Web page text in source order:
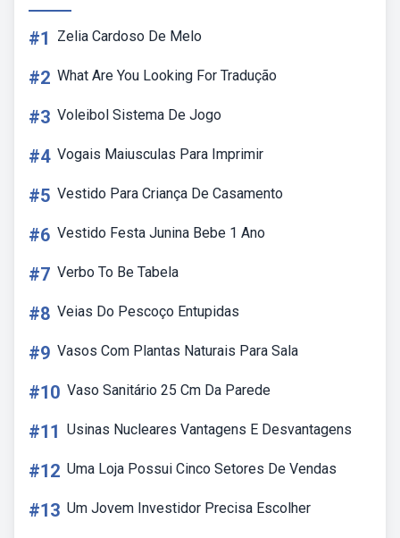
#1 Zelia Cardoso De Melo
#2 What Are You Looking For Tradução
#3 Voleibol Sistema De Jogo
#4 Vogais Maiusculas Para Imprimir
#5 Vestido Para Criança De Casamento
#6 Vestido Festa Junina Bebe 1 Ano
#7 Verbo To Be Tabela
#8 Veias Do Pescoço Entupidas
#9 Vasos Com Plantas Naturais Para Sala
#10 Vaso Sanitário 25 Cm Da Parede
#11 Usinas Nucleares Vantagens E Desvantagens
#12 Uma Loja Possui Cinco Setores De Vendas
#13 Um Jovem Investidor Precisa Escolher